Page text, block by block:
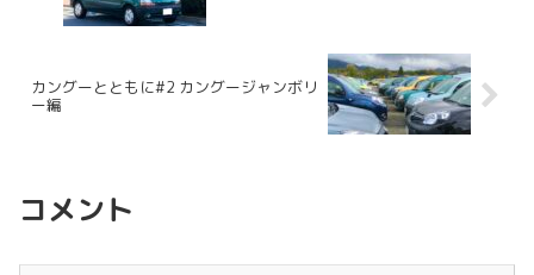
カングーとともに#2 カングージャンボリ
ー編
コメント